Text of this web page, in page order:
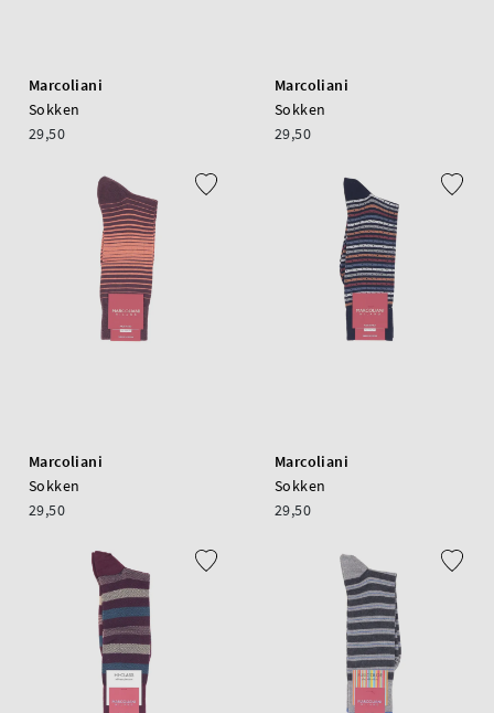
Marcoliani
Sokken
29,50
Marcoliani
Sokken
29,50
Marcoliani
Sokken
29,50
Marcoliani
Sokken
29,50